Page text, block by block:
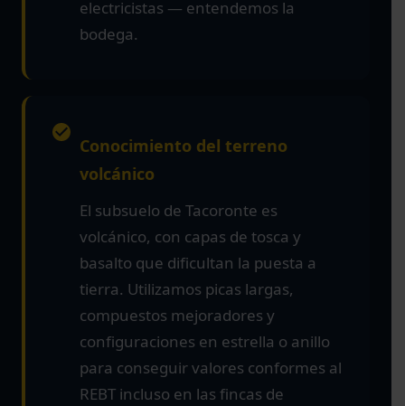
electricistas — entendemos la
bodega.
Conocimiento del terreno
volcánico
El subsuelo de Tacoronte es
volcánico, con capas de tosca y
basalto que dificultan la puesta a
tierra. Utilizamos picas largas,
compuestos mejoradores y
configuraciones en estrella o anillo
para conseguir valores conformes al
REBT incluso en las fincas de